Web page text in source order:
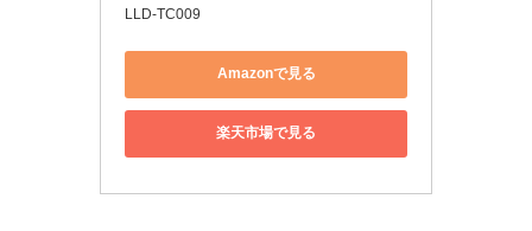
LLD-TC009
Amazonで見る
楽天市場で見る